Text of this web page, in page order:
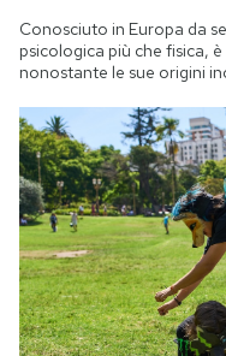
Conosciuto in Europa da
psicologica più che fisica,
nonostante le sue origini